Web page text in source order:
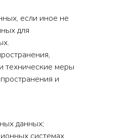
если иное не
для
технические меры
и
данных;